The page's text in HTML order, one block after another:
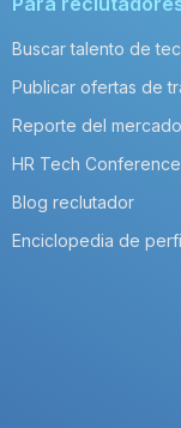
Buscar talento de
Publicar ofertas de
Reporte del
HR Tech Conference
Blog reclutador
Enciclopedia de